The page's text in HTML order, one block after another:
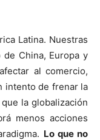
Latina. Nuestras
China, Europa y
al comercio,
intento de frenar la
la globalización
menos acciones
Lo que no